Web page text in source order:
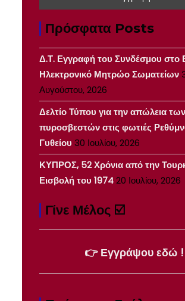
Πρόσφατα Posts
Δ.Τ. Εγγραφή του Συνδέσμου στο
Ηλεκτρονικό Μητρώο Σωματείων
Αυγούστου, 2026
Δελτίο Τύπου για την απώλεια
πυροσβεστών στις φωτιές
Γυθείου 30 Ιουλίου, 2026
ΚΥΠΡΟΣ, 52 Χρόνια από την
Εισβολή του 197420 Ιουλίου, 2026
Γίνε Μέλος ☑️
👉 Εγγράψου εδώ !